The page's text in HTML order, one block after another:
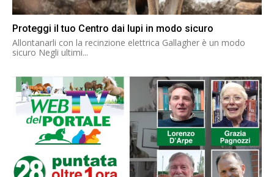
Proteggi il tuo Centro dai lupi in modo sicuro
Allontanarli con la recinzione elettrica Gallagher è un modo
sicuro Negli ultimi...